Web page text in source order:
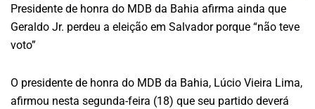
Presidente de honra do MDB da Bahia afirma ainda que
Geraldo Jr. perdeu a eleição em Salvador porque “não teve
voto”
O presidente de honra do MDB da Bahia, Lúcio Vieira Lima,
afirmou nesta segunda-feira (18) que seu partido deverá